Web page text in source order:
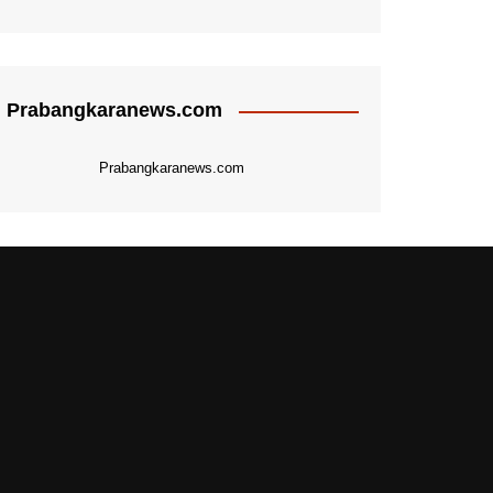
Prabangkaranews.com
Prabangkaranews.com